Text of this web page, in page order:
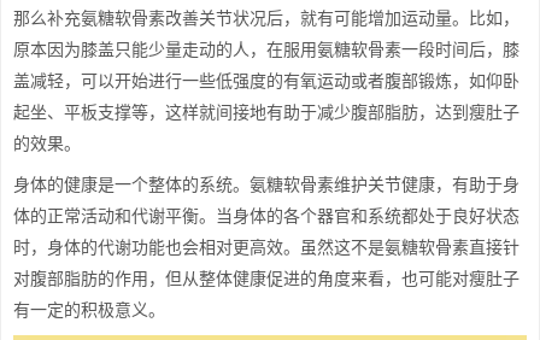
那么补充氨糖软骨素改善关节状况后，就有可能增加运动量。比如，
原本因为膝盖只能少量走动的人，在服用氨糖软骨素一段时间后，膝
盖减轻，可以开始进行一些低强度的有氧运动或者腹部锻炼，如仰卧
起坐、平板支撑等，这样就间接地有助于减少腹部脂肪，达到瘦肚子
的效果。
身体的健康是一个整体的系统。氨糖软骨素维护关节健康，有助于身
体的正常活动和代谢平衡。当身体的各个器官和系统都处于良好状态
时，身体的代谢功能也会相对更高效。虽然这不是氨糖软骨素直接针
对腹部脂肪的作用，但从整体健康促进的角度来看，也可能对瘦肚子
有一定的积极意义。